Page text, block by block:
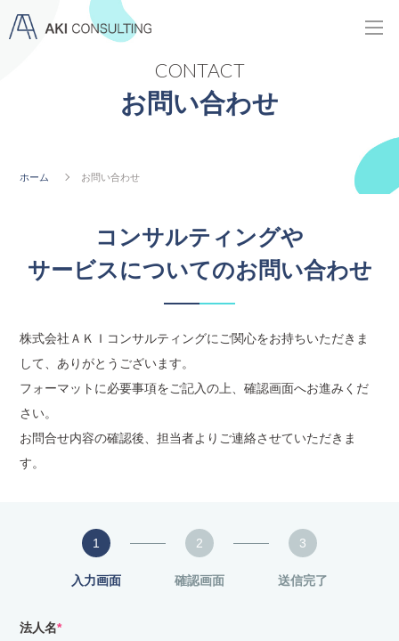
CONTACT
お問い合わせ
ホーム お問い合わせ
コンサルティングや
サービスについてのお問い合わせ
株式会社ＡＫＩコンサルティングにご関心をお持ちいただきま
して、ありがとうございます。
フォーマットに必要事項をご記入の上、確認画面へお進みくだ
さい。
お問合せ内容の確認後、担当者よりご連絡させていただきま
す。
1
入力画面
2
確認画面
3
送信完了
法人名*